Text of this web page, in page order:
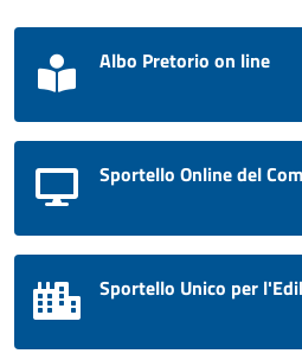
Albo Pretorio on line
Sportello Online del
Sportello Unico per